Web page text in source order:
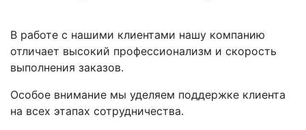
В работе с нашими клиентами нашу компанию
отличает высокий профессионализм и скорость
выполнения заказов.
Особое внимание мы уделяем поддержке клиента
на всех этапах сотрудничества.